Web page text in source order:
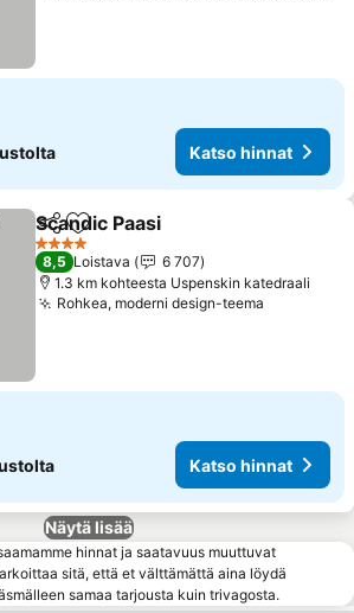
Katso hinnat
Jaa Lisää suosikkeihin
Scandic Paasi
4 Tähtiluokitus
8,5 Loistava
6 707
1.3 km kohteesta Uspenskin katedraali
Rohkea, moderni design-teema
Katso hinnat
Näytä lisää
hinnat ja saatavuus muuttuvat
sitä, että et välttämättä aina löydä
samaa tarjousta kuin trivagosta.